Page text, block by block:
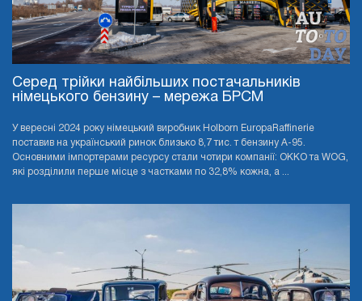
Серед трійки найбільших постачальників
німецького бензину – мережа БРСМ
У вересні 2024 року німецький виробник Holborn EuropaRaffinerie
поставив на український ринок близько 8,7 тис. т бензину А-95.
Основними імпортерами ресурсу стали чотири компанії: OKKO та WOG,
які розділили перше місце з частками по 32,8% кожна, а ...